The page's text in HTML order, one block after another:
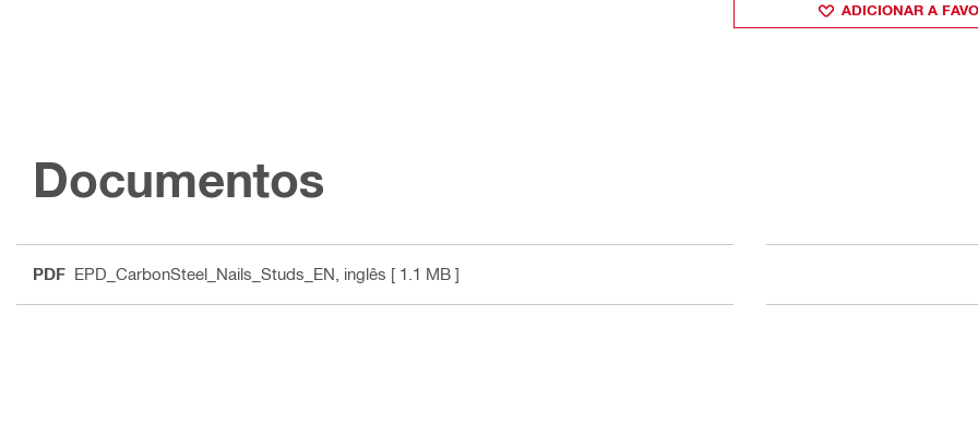
ADICIONAR A
Documentos
PDF EPD_CarbonSteel_Nails_Studs_EN , inglês [ 1.1 MB ]